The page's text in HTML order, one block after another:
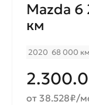
Mazda 6
км
2020 68 000 км
от 38.528₽/